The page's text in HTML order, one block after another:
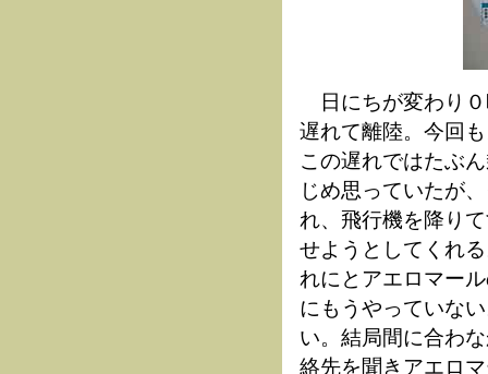
日にちが変わり０
遅れて離陸。今回
この遅れではたぶ
じめ思っていたが
れ、飛行機を降り
せようとしてくれ
れにとアエロマー
にもうやっていな
い。結局間に合わ
絡先を聞きアエロ